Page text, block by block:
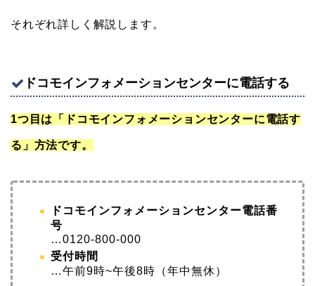
それぞれ詳しく解説します。
ドコモインフォメーションセンターに電話する
1つ目は「ドコモインフォメーションセンターに電話す
る」方法です。
ドコモインフォメーションセンター電話番
号
…0120-800-000
受付時間
…午前9時~午後8時（年中無休）